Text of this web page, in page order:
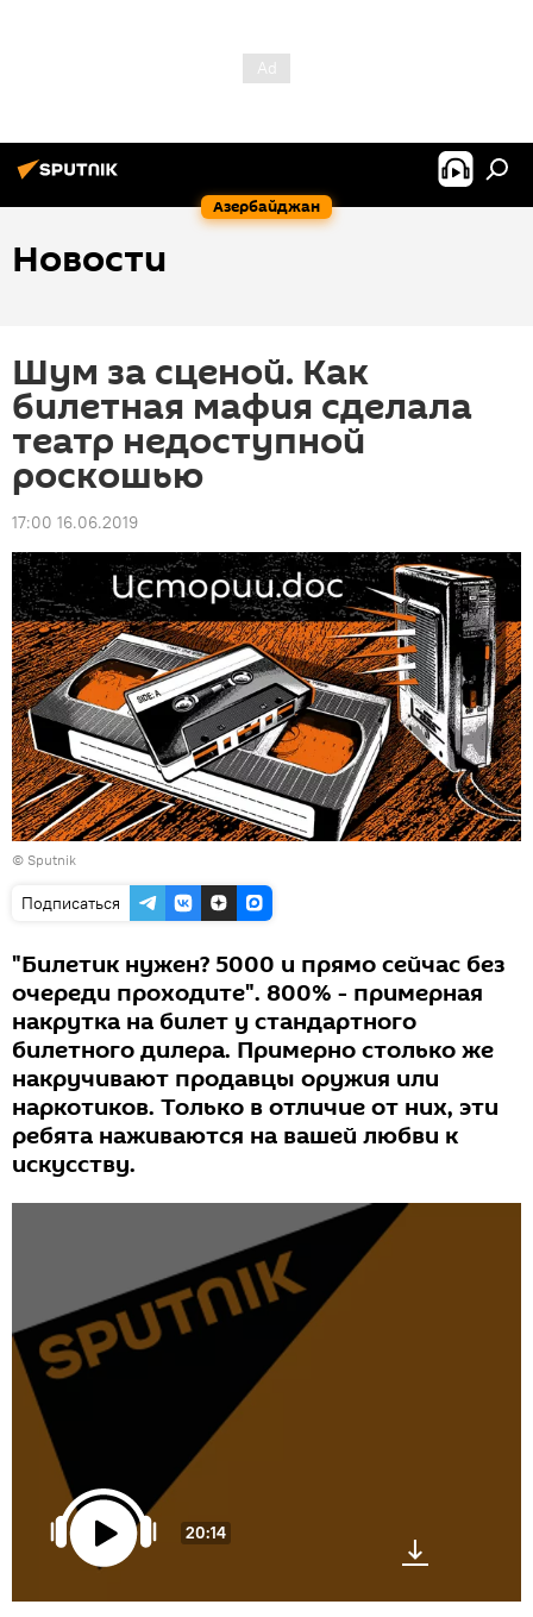
Азербайджан
Новости
Шум за сценой. Как
билетная мафия сделала
театр недоступной
роскошью
17:00 16.06.2019
© Sputnik
Подписаться
"Билетик нужен? 5000 и прямо сейчас без
очереди проходите". 800% - примерная
накрутка на билет у стандартного
билетного дилера. Примерно столько же
накручивают продавцы оружия или
наркотиков. Только в отличие от них, эти
ребята наживаются на вашей любви к
искусству.
20:14